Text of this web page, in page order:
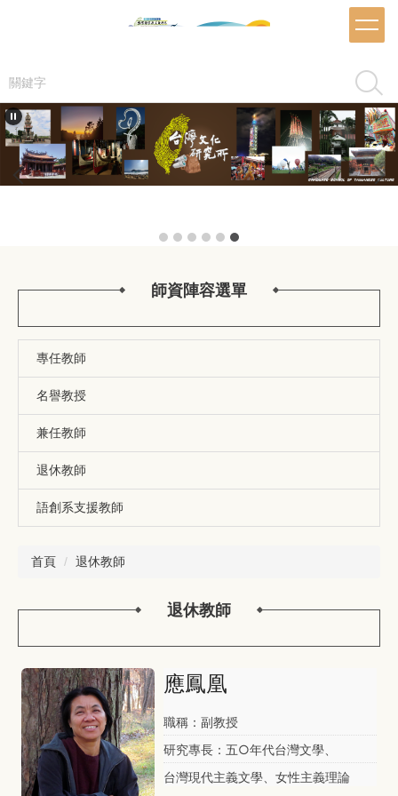
內
容
區
搜尋
師資陣容選單
專任教師
名譽教授
兼任教師
退休教師
語創系支援教師
首頁 退休教師
退休教師
應鳳凰
職稱：副教授
研究專長：五○年代台灣文學、
台灣現代主義文學、女性主義理論